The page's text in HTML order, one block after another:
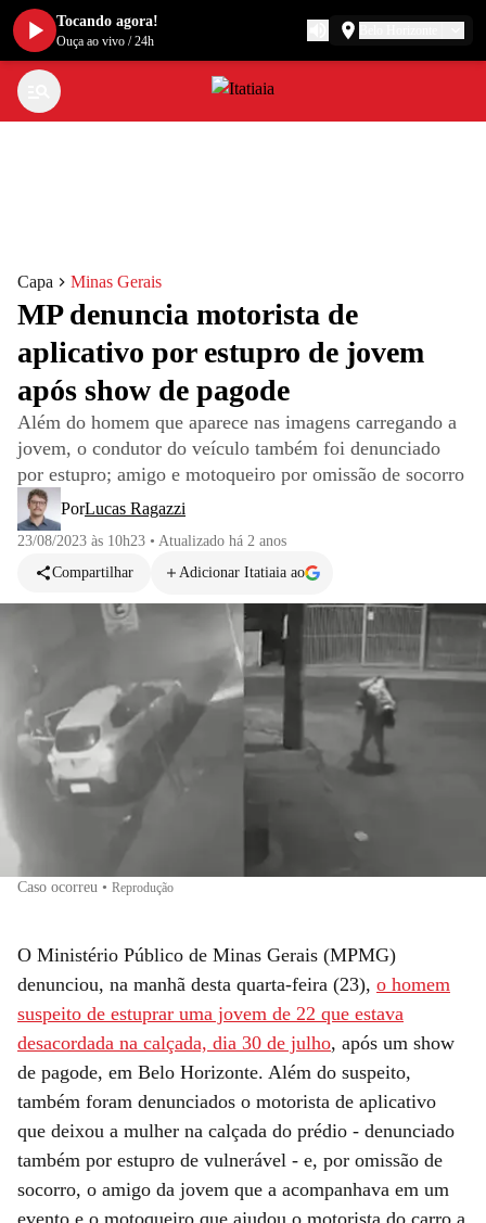
Capa Minas Gerais
MP denuncia motorista de
aplicativo por estupro de jovem
após show de pagode
Além do homem que aparece nas imagens carregando a
jovem, o condutor do veículo também foi denunciado
por estupro; amigo e motoqueiro por omissão de socorro
PorLucas Ragazzi
23/08/2023 às 10h23 • Atualizado há 2 anos
Compartilhar
Adicionar Itatiaia ao
Caso ocorreu • Reprodução
O Ministério Público de Minas Gerais (MPMG)
denunciou, na manhã desta quarta-feira (23), o homem
suspeito de estuprar uma jovem de 22 que estava
desacordada na calçada, dia 30 de julho, após um show
de pagode, em Belo Horizonte. Além do suspeito,
também foram denunciados o motorista de aplicativo
que deixou a mulher na calçada do prédio - denunciado
também por estupro de vulnerável - e, por omissão de
socorro, o amigo da jovem que a acompanhava em um
evento e o motoqueiro que ajudou o motorista do carro a
Tocando agora!
Ouça ao vivo /24h